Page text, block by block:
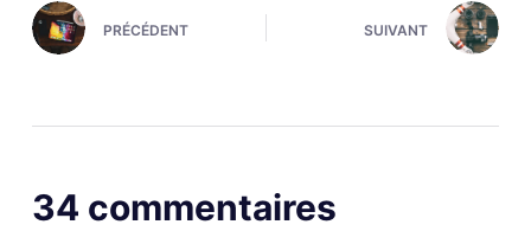
PRÉCÉDENT SUIVANT
34 commentaires